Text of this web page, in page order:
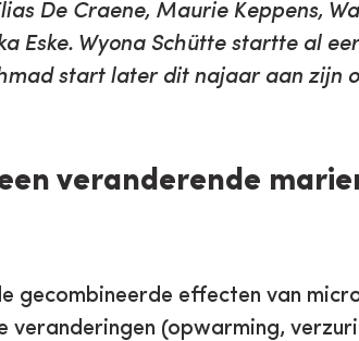
De Craene, Maurie Keppens,
Eske. Wyona Schütte startte al
start later dit najaar aan zijn
veranderende
gecombineerde effecten van
(opwarming,